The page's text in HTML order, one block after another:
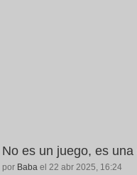
No es un juego, es
por Baba el 22 abr 2025, 16:24